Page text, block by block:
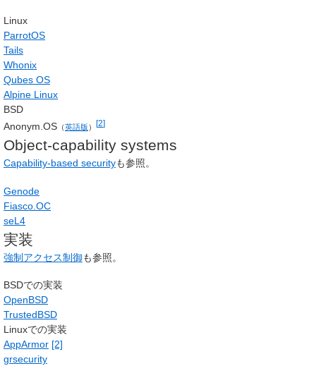
Linux
ParrotOS
Tails
Whonix
Qubes OS
Alpine Linux
BSD
Anonym.OS （英語版 ） [2]
Object-capability systems
Capability-based securityも参照。
Genode
Fiasco.OC
seL4
実装
強制アクセス制御も参照。
BSDでの実装
OpenBSD
TrustedBSD
Linuxでの実装
AppArmor [2]
grsecurity